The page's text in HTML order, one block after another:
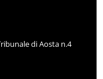
di Aosta n.4